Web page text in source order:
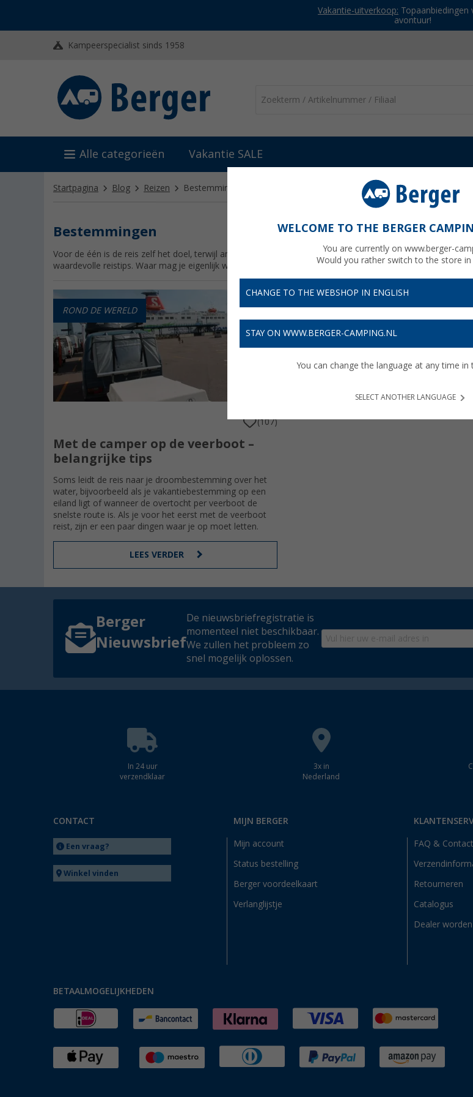
Vakantie-uitverkoop: Topaanbiedingen
avontuur!
Kampeerspecialist sinds 1958
Alle categorieën Vakantie SALE
Startpagina Blog Reizen Bestemmingen
Bestemmingen
Voor de één is de reis zelf het doel, terwijl anderen zonder omwegen naar hun vakantiebestemming
waardevolle reistips. Waar mag je eigenlijk wildkamperen en hoe werken de tolwegen in Europa? Hier
ROND DE WERELD
(107)
Met de camper op de veerboot –
belangrijke tips
Soms leidt de reis naar je droombestemming over het
water, bijvoorbeeld als je vakantiebestemming op een
eiland ligt of wanneer de overtocht per veerboot de
snelste route is. Als je voor het eerst met de veerboot
reist, zijn er een paar dingen waar je op moet letten.
LEES VERDER
Berger
Nieuwsbrief
De nieuwsbriefregistratie is
momenteel niet beschikbaar.
We zullen het probleem zo
snel mogelijk oplossen.
In 24 uur
verzendklaar
3x in
Nederland
CONTACT
Een vraag?
Winkel vinden
MIJN BERGER
Mijn account
Status bestelling
Berger voordeelkaart
Verlanglijstje
FAQ & Contact
Retourneren
Catalogus
Dealer worden
BETAALMOGELIJKHEDEN
WELCOME TO THE BERGER
You are currently on www.berger-
Would you rather switch to the store in
CHANGE TO THE WEBSHOP IN ENGLISH
STAY ON WWW.BERGER-CAMPING.NL
You can change the language at any time in
SELECT ANOTHER LANGUAGE